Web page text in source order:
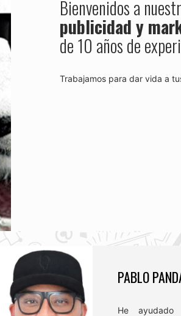
Bienvenidos a
publicidad y
de 10 años de
Trabajamos para dar vida a
PABLO
He